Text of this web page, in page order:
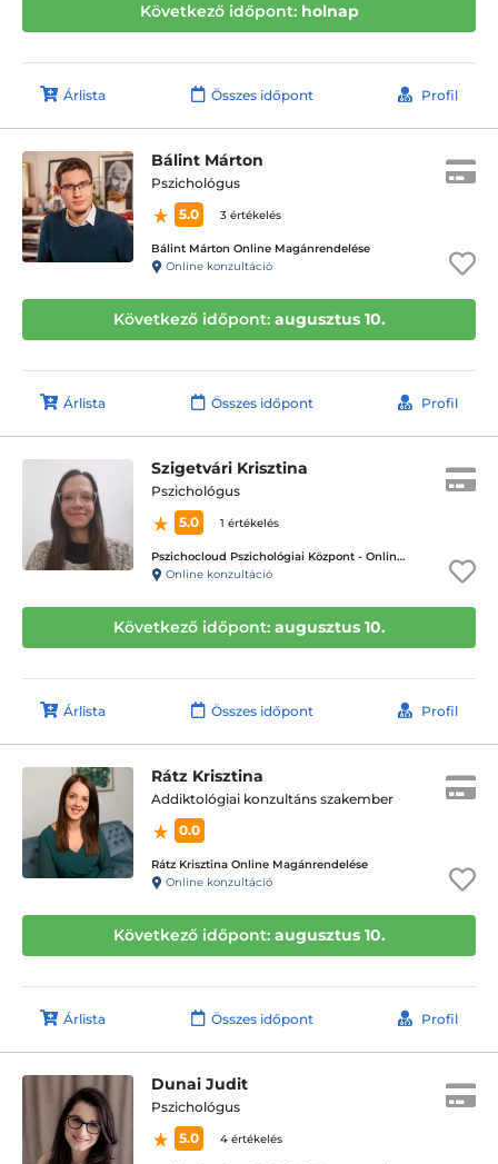
Következő időpont: holnap
Árlista Összes időpont Profil
Bálint Márton
Pszichológus
5.0
3 értékelés
Bálint Márton Online Magánrendelése
Online konzultáció
Következő időpont: augusztus 10.
Árlista Összes időpont Profil
Szigetvári Krisztina
Pszichológus
5.0
1 értékelés
Pszichocloud Pszichológiai Központ - Online ügyfélfogadás
Online konzultáció
Következő időpont: augusztus 10.
Árlista Összes időpont Profil
Rátz Krisztina
Addiktológiai konzultáns szakember
0.0
Rátz Krisztina Online Magánrendelése
Online konzultáció
Következő időpont: augusztus 10.
Árlista Összes időpont Profil
Dunai Judit
Pszichológus
5.0
4 értékelés